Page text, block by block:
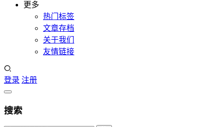
更多
热门标签
文章存档
关于我们
友情链接
登录 注册
搜索